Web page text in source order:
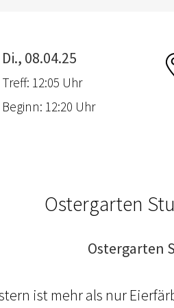
Di., 08.04.25
Treff: 12:05 Uhr
Beginn: 12:20 Uhr
Ostergarten
Ostergarten
ist mehr als nur